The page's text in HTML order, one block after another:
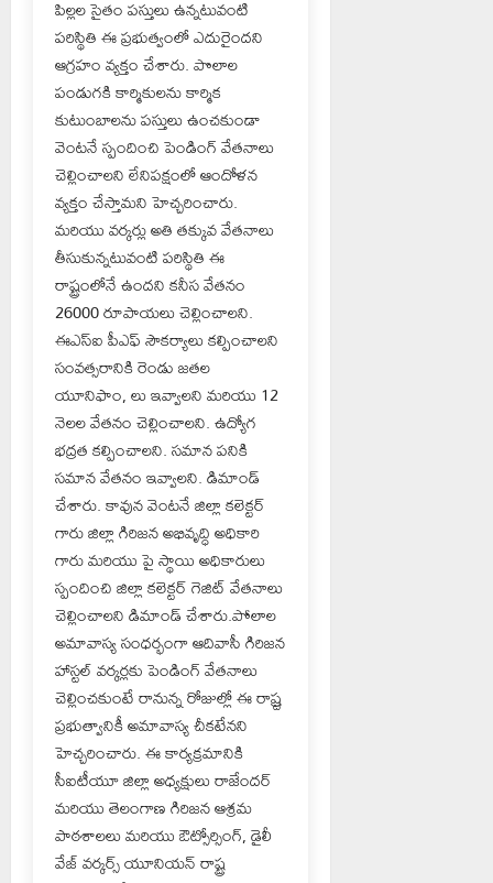
పిల్లల సైతం పస్తులు ఉన్నటువంటి
పరిస్థితి ఈ ప్రభుత్వంలో ఎదురైందని
ఆగ్రహం వ్యక్తం చేశారు. పొలాల
పండుగకి కార్మికులను కార్మిక
కుటుంబాలను పస్తులు ఉంచకుండా
వెంటనే స్పందించి పెండింగ్ వేతనాలు
చెల్లించాలని లేనిపక్షంలో ఆందోళన
వ్యక్తం చేస్తామని హెచ్చరించారు.
మరియు వర్కర్లు అతి తక్కువ వేతనాలు
తీసుకున్నటువంటి పరిస్థితి ఈ
రాష్ట్రంలోనే ఉందని కనీస వేతనం
26000 రూపాయలు చెల్లించాలని.
ఈఎస్ఐ పీఎఫ్ సౌకర్యాలు కల్పించాలని
సంవత్సరానికి రెండు జతల
యూనిఫాం, లు ఇవ్వాలని మరియు 12
నెలల వేతనం చెల్లించాలని. ఉద్యోగ
భద్రత కల్పించాలని. సమాన పనికి
సమాన వేతనం ఇవ్వాలని. డిమాండ్
చేశారు. కావున వెంటనే జిల్లా కలెక్టర్
గారు జిల్లా గిరిజన అభివృద్ధి అధికారి
గారు మరియు పై స్థాయి అధికారులు
స్పందించి జిల్లా కలెక్టర్ గెజిట్ వేతనాలు
చెల్లించాలని డిమాండ్ చేశారు.పోలాల
అమావాస్య సంధర్భంగా ఆదివాసీ గిరిజన
హాస్టల్ వర్కర్లకు పెండింగ్ వేతనాలు
చెల్లించకుంటే రానున్న రోజుల్లో ఈ రాష్ర్ట
ప్రభుత్వానికీ అమావాస్య చీకటేనని
హెచ్చరించారు. ఈ కార్యక్రమానికి
సీఐటీయూ జిల్లా అధ్యక్షులు రాజేందర్
మరియు తెలంగాణ గిరిజన ఆశ్రమ
పాఠశాలలు మరియు ఔట్సోర్సింగ్, డైలీ
వేజ్ వర్కర్స్ యూనియన్ రాష్ట్ర